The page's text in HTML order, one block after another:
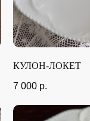
КУЛОН-ЛОКЕТ
7 000 р.